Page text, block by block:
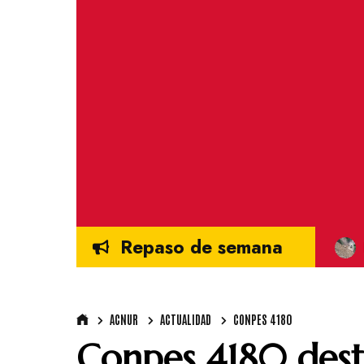
Repaso de semana
ACNUR ACTUALIDAD CONPES 4180